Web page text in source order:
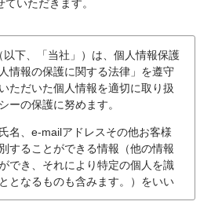
いただきます。
以下、「当社」）は、個人情報保護
情報の保護に関する法律」を遵守
ただいた個人情報を適切に取り扱
ーの保護に努めます。
名、e-mailアドレスその他お客様
することができる情報（他の情報
でき、それにより特定の個人を識
となるものも含みます。）をいい